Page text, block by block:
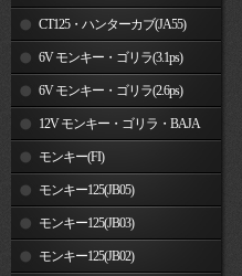
CT125・ハンターカブ(JA55)
6V モンキー・ゴリラ(3.1ps)
6V モンキー・ゴリラ(2.6ps)
12V モンキー・ゴリラ・BAJA
モンキー(FI)
モンキー125(JB05)
モンキー125(JB03)
モンキー125(JB02)